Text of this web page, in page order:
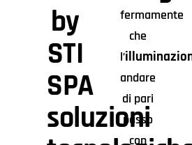
by
STI
SPA
soluzioni
fermamente
che
l’
andare
di pari
passo
con